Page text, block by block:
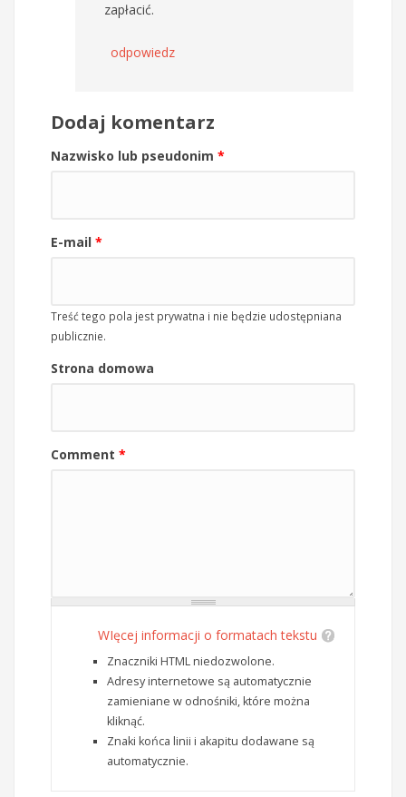
zapłacić.
odpowiedz
Dodaj komentarz
Nazwisko lub pseudonim *
E-mail *
Treść tego pola jest prywatna i nie będzie udostępniana
publicznie.
Strona domowa
Comment *
WIęcej informacji o formatach tekstu
Znaczniki HTML niedozwolone.
Adresy internetowe są automatycznie
zamieniane w odnośniki, które można
kliknąć.
Znaki końca linii i akapitu dodawane są
automatycznie.